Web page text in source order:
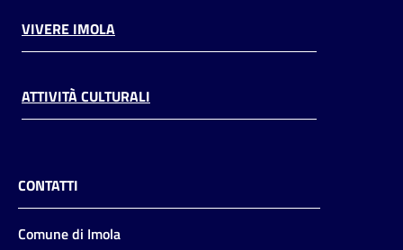
VIVERE IMOLA
ATTIVITÀ CULTURALI
CONTATTI
Comune di Imola